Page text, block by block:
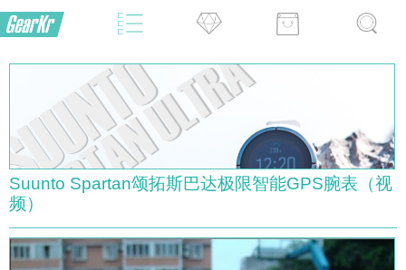
Suunto Spartan颂拓斯巴达极限智能GPS腕表（视
频）